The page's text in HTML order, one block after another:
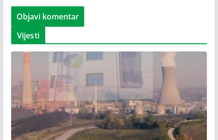
Vijesti